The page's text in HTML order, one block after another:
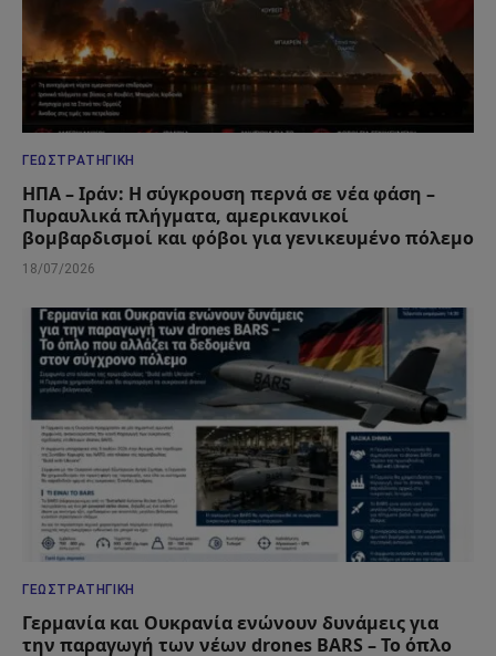
ΓΕΩΣΤΡΑΤΗΓΙΚΉ
ΗΠΑ – Ιράν: Η σύγκρουση περνά σε νέα φάση –
Πυραυλικά πλήγματα, αμερικανικοί
βομβαρδισμοί και φόβοι για γενικευμένο πόλεμο
18/07/2026
ΓΕΩΣΤΡΑΤΗΓΙΚΉ
Γερμανία και Ουκρανία ενώνουν δυνάμεις για
την παραγωγή των νέων drones BARS – Το όπλο